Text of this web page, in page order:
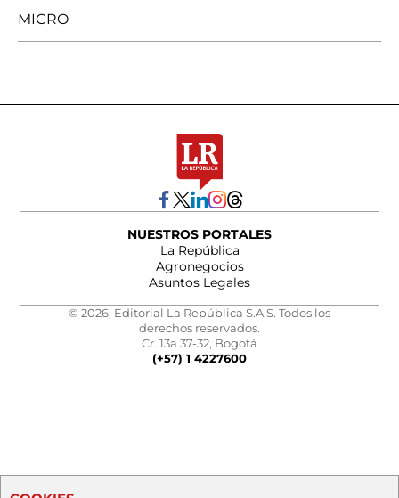
MICRO
NUESTROS PORTALES
La República
Agronegocios
Asuntos Legales
© 2026, Editorial La República S.A.S. Todos los
derechos reservados.
Cr. 13a 37-32, Bogotá
(+57) 1 4227600